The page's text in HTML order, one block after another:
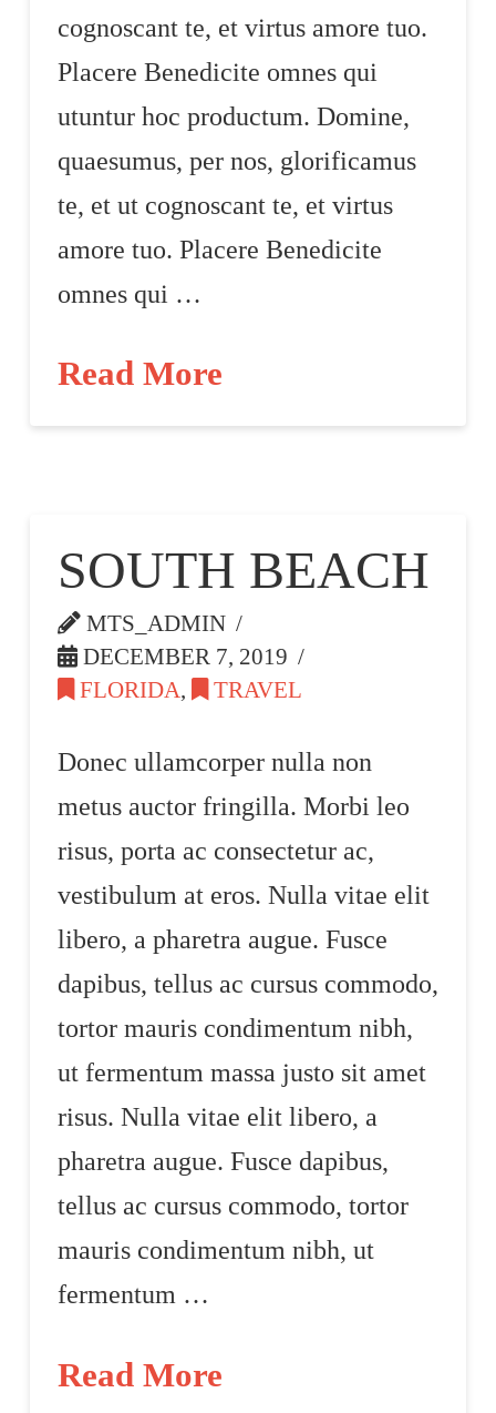
cognoscant te, et virtus amore tuo.
Placere Benedicite omnes qui
utuntur hoc productum. Domine,
quaesumus, per nos, glorificamus
te, et ut cognoscant te, et virtus
amore tuo. Placere Benedicite
omnes qui …
Read More
SOUTH BEACH
MTS_ADMIN
DECEMBER 7, 2019
FLORIDA, TRAVEL
Donec ullamcorper nulla non
metus auctor fringilla. Morbi leo
risus, porta ac consectetur ac,
vestibulum at eros. Nulla vitae elit
libero, a pharetra augue. Fusce
dapibus, tellus ac cursus commodo,
tortor mauris condimentum nibh,
ut fermentum massa justo sit amet
risus. Nulla vitae elit libero, a
pharetra augue. Fusce dapibus,
tellus ac cursus commodo, tortor
mauris condimentum nibh, ut
fermentum …
Read More